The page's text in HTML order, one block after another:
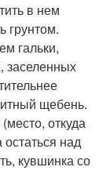
в нем
грунтом.
гальки,
заселенных
щебень.
откуда
над
кувшинка со